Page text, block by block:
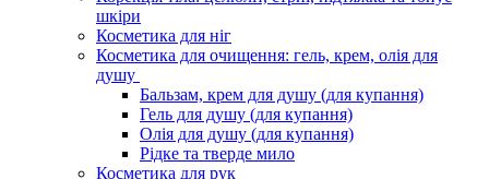
шкіри
Косметика для ніг
Косметика для очищення: гель, крем, олія для
душу
Бальзам, крем для душу (для купання)
Гель для душу (для купання)
Олія для душу (для купання)
Рідке та тверде мило
Косметика для рук